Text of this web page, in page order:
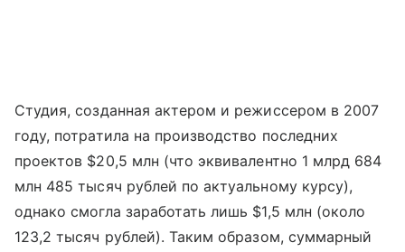
Студия, созданная актером и режиссером в 2007
году, потратила на производство последних
проектов $20,5 млн (что эквивалентно 1 млрд 684
млн 485 тысяч рублей по актуальному курсу),
однако смогла заработать лишь $1,5 млн (около
123,2 тысяч рублей). Таким образом, суммарный